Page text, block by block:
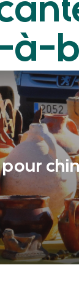
à-